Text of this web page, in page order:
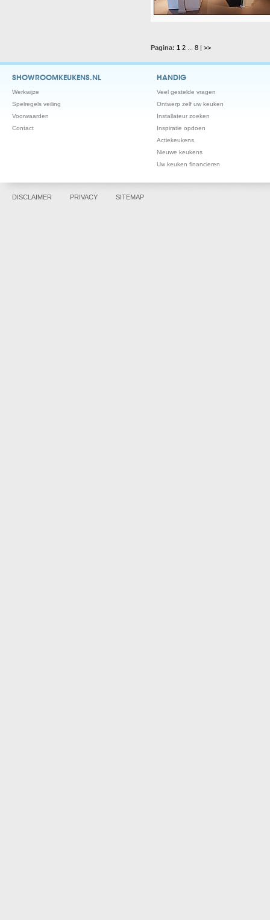
Pagina: 1 2 8 | >>
SHOWROOMKEUKENS.NL
Werkwijze
Spelregels veiling
Voorwaarden
Contact
HANDIG
Veel gestelde vragen
Ontwerp zelf uw keuken
Installateur zoeken
Inspiratie opdoen
Actiekeukens
Nieuwe keukens
Uw keuken financieren
DISCLAIMER PRIVACY SITEMAP